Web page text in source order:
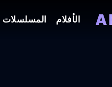
الأفلام المسلسلات